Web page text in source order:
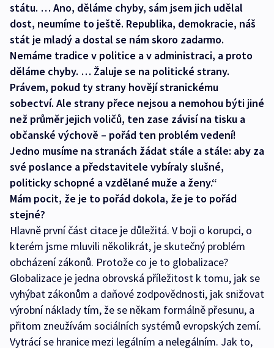
státu. … Ano, děláme chyby, sám jsem jich udělal
dost, neumíme to ještě. Republika, demokracie, náš
stát je mladý a dostal se nám skoro zadarmo.
Nemáme tradice v politice a v administraci, a proto
děláme chyby. … Žaluje se na politické strany.
Právem, pokud ty strany hovějí stranickému
sobectví. Ale strany přece nejsou a nemohou býti jiné
než průměr jejich voličů, ten zase závisí na tisku a
občanské výchově – pořád ten problém vedení!
Jedno musíme na stranách žádat stále a stále: aby za
své poslance a představitele vybíraly slušné,
politicky schopné a vzdělané muže a ženy.“
Mám pocit, že je to pořád dokola, že je to pořád
stejné?
Hlavně první část citace je důležitá. V boji o korupci, o
kterém jsme mluvili několikrát, je skutečný problém
obcházení zákonů. Protože co je to globalizace?
Globalizace je jedna obrovská příležitost k tomu, jak se
vyhýbat zákonům a daňové zodpovědnosti, jak snižovat
výrobní náklady tím, že se někam formálně přesunu, a
přitom zneužívám sociálních systémů evropských zemí.
Vytrácí se hranice mezi legálním a nelegálním. Jak to,